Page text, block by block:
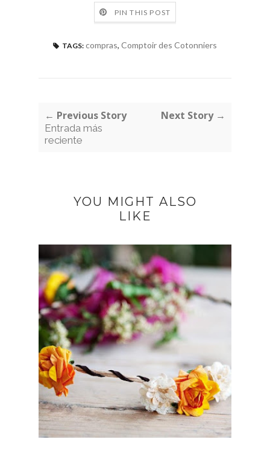
PIN THIS POST
TAGS: compras, Comptoir des Cotonniers
← Previous Story
Entrada más
reciente
Next Story →
YOU MIGHT ALSO
LIKE